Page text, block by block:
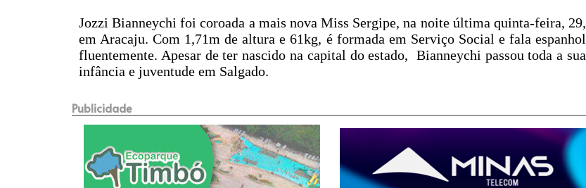
Jozzi Bianneychi foi coroada a mais nova Miss Sergipe, na noite última quinta-feira, 29,
em Aracaju. Com 1,71m de altura e 61kg, é formada em Serviço Social e fala espanhol
fluentemente. Apesar de ter nascido na capital do estado, Bianneychi passou toda a sua
infância e juventude em Salgado.
Publicidade